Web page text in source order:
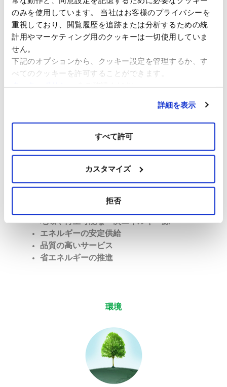
のみを使用しています。 当社はお客様のプライバシーを
重視しており、閲覧履歴を追跡または分析するための統
計用やマーケティング用のクッキーは一切使用していま
せん。
下記のオプションから、クッキー設定を管理するか、す
べてのクッキーを許可することができます。
詳細を表示
すべて許可
カスタマイズ
拒否
安定価格でのエネルギー供給
運転・メンテナンス費用を抑える高い技術
地域や再生可能な一次エネルギー源
エネルギーの安定供給
品質の高いサービス
省エネルギーの推進
環境